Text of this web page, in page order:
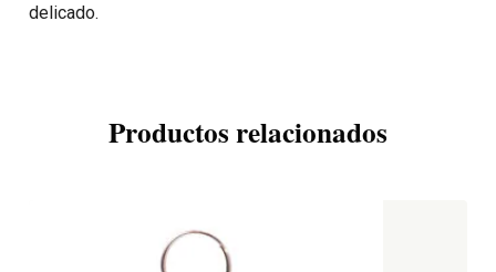
delicado.
Productos relacionados